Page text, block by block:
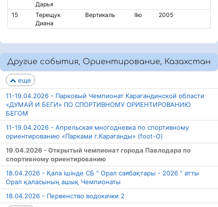
Дарья
15
Терещук
Диана
Вертикаль IIю 2005
Другие события, Ориентирование, Казахстан
еще
11-19.04.2026 - Парковый Чемпионат Карагандинской области
«ДУМАЙ И БЕГИ» ПО СПОРТИВНОМУ ОРИЕНТИРОВАНИЮ
БЕГОМ
11-19.04.2026 - Апрельская многодневка по спортивному
ориентированию «Парками г.Караганды» (foot-O)
19.04.2026 - Открытый чемпионат города Павлодара по
спортивному ориентированию
18.04.2026 - Қала ішінде СБ " Орал саябақтары - 2026 " атты
Орал қаласының ашық Чемпионаты
18.04.2026 - Первенство водокачки 2